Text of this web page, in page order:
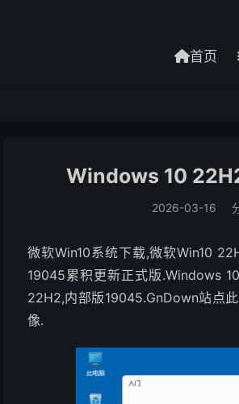
首页
Windows 10
2026-03-16
微软Win10系统下载,微软Win10
19045累积更新正式版.Windows
22H2,内部版19045.GnDown站点
像.